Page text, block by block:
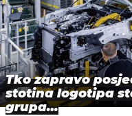
Tko zapravo
stotina logotipa
grupa…